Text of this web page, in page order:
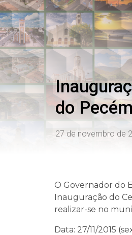
do
27 de novembro de
O Governador do
Inauguração do
realizar-se no
Data: 27/11/2015